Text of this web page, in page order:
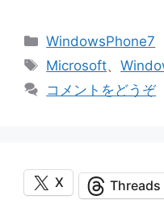
カ
テ
リ
WindowsPhone7
タ
Microsoft、
コメントをどうぞ
X Threads